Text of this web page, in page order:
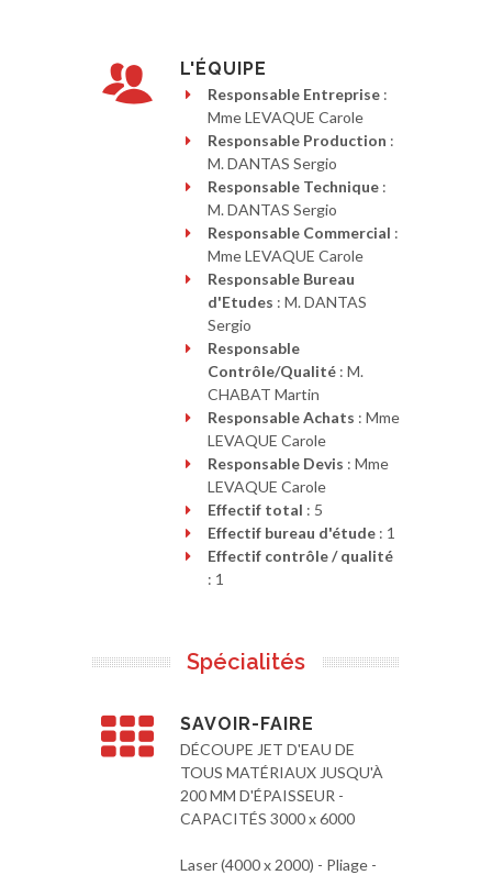
L'ÉQUIPE
Responsable Entreprise:
Mme LEVAQUE Carole
Responsable Production :
M. DANTAS Sergio
Responsable Technique:
M. DANTAS Sergio
Responsable Commercial :
Mme LEVAQUE Carole
Responsable Bureau
d'Etudes : M. DANTAS
Sergio
Responsable
Contrôle/Qualité: M.
CHABAT Martin
Responsable Achats : Mme
LEVAQUE Carole
Responsable Devis : Mme
LEVAQUE Carole
Effectif total : 5
Effectif bureau d'étude: 1
Effectif contrôle / qualité
: 1
Spécialités
SAVOIR-FAIRE
DÉCOUPE JET D'EAU DE
TOUS MATÉRIAUX JUSQU'À
200 MM D'ÉPAISSEUR -
CAPACITÉS 3000 x 6000
Laser (4000 x 2000) - Pliage -